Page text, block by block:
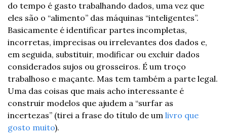
do tempo é gasto trabalhando dados, uma vez que
eles são o “alimento” das máquinas “inteligentes”.
Basicamente é identificar partes incompletas,
incorretas, imprecisas ou irrelevantes dos dados e,
em seguida, substituir, modificar ou excluir dados
considerados sujos ou grosseiros. É um troço
trabalhoso e maçante. Mas tem também a parte legal.
Uma das coisas que mais acho interessante é
construir modelos que ajudem a “surfar as
incertezas” (tirei a frase do título de um livro que
gosto muito).